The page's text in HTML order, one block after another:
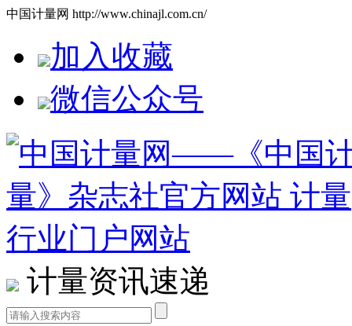
中国计量网 http://www.chinajl.com.cn/
加入收藏
微信公众号
计量资讯速递